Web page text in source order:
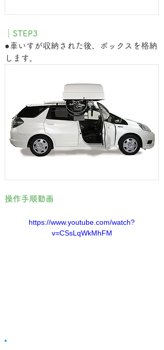
｜STEP3
●車いすが収納された後、ボックスを格納
します。
操作手順動画
https://www.youtube.com/watch?
v=CSsLqWkMhFM